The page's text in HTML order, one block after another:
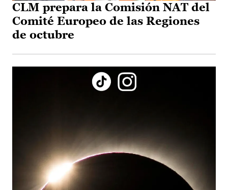
CLM prepara la Comisión NAT del
Comité Europeo de las Regiones
de octubre